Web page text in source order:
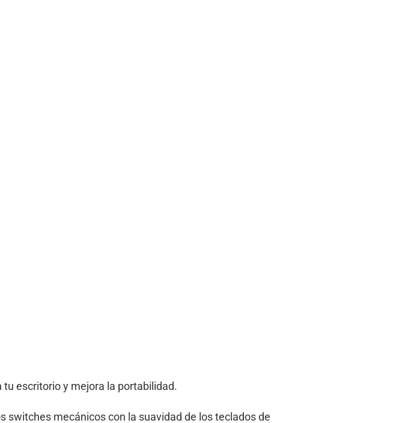
tu escritorio y mejora la portabilidad.
switches mecánicos con la suavidad de los teclados de